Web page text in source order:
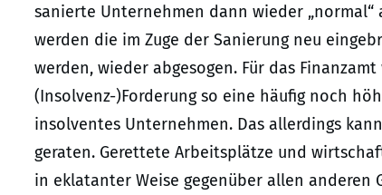
sanierte Unternehmen dann wieder
werden die im Zuge der Sanierung neu
werden, wieder abgesogen. Für das
(Insolvenz-)Forderung so eine häufig noch
insolventes Unternehmen. Das allerdings
geraten. Gerettete Arbeitsplätze und
in eklatanter Weise gegenüber allen anderen